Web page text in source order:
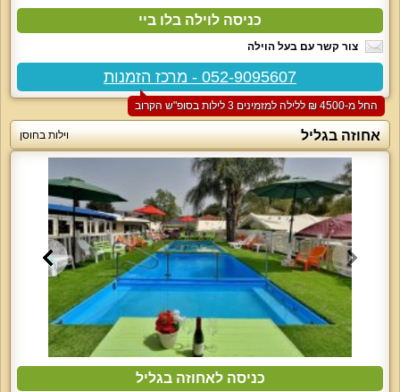
כניסה לוילה בלו ביי
צור קשר עם בעל הוילה
052-9095607 - מרכז הזמנות
החל מ-‏4500 ₪ ללילה למזמינים 3 לילות בסופ"ש הקרוב
אחוזה בגליל וילות בחוסן
כניסה לאחוזה בגליל